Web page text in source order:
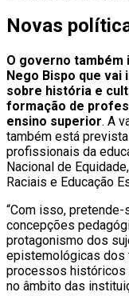
Novas
O governo também
Nego Bispo que
sobre história e
formação de
ensino superior. A
também está
profissionais da
Nacional de
Raciais e Educação
“Com isso,
concepções
protagonismo dos
epistemológicas dos
processos históricos
no âmbito das